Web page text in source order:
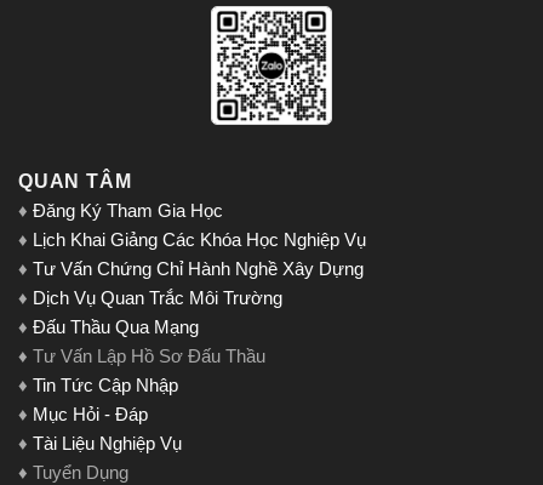
QUAN TÂM
♦ Đăng Ký Tham Gia Học
♦ Lịch Khai Giảng Các Khóa Học Nghiệp Vụ
♦ Tư Vấn Chứng Chỉ Hành Nghề Xây Dựng
♦ Dịch Vụ Quan Trắc Môi Trường
♦ Đấu Thầu Qua Mạng
♦ Tư Vấn Lập Hồ Sơ Đấu Thầu
♦ Tin Tức Cập Nhập
♦ Mục Hỏi - Đáp
♦ Tài Liệu Nghiệp Vụ
♦ Tuyển Dụng